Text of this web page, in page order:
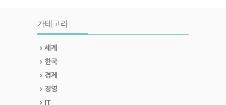
카테고리
세계
한국
경제
경영
IT